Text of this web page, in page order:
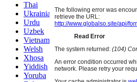
Thai
Ukrainian
Urdu
Uzbek
Vietnamese
Welsh
Xhosa
Yiddish
Yoruba